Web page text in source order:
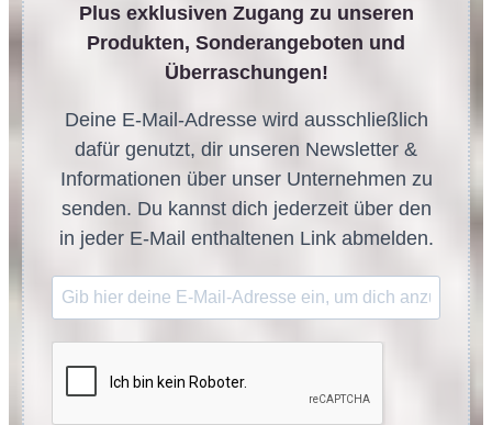
Plus exklusiven Zugang zu unseren
Produkten, Sonderangeboten und
Überraschungen!
Deine E-Mail-Adresse wird ausschließlich
dafür genutzt, dir unseren Newsletter &
Informationen über unser Unternehmen zu
senden. Du kannst dich jederzeit über den
in jeder E-Mail enthaltenen Link abmelden.